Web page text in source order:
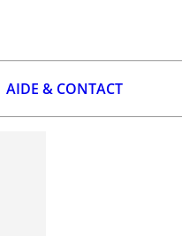
AIDE & CONTACT